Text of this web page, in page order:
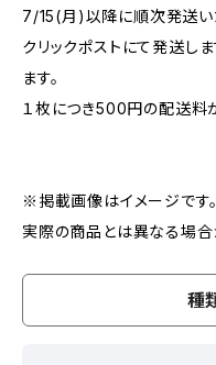
7/15(月)以降に順次発送い
クリックポストにて発送し
ます。
１枚につき500円の配送料
※掲載画像はイメージです。
実際の商品とは異なる場合
種